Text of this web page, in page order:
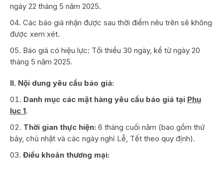
ngày 22 tháng 5 năm 2025.
Các báo giá nhận được sau thời điểm nêu trên sẽ không
được xem xét.
Báo giá có hiệu lực: Tối thiểu 30 ngày, kể từ ngày 20
tháng 5 năm 2025.
II. Nội dung yêu cầu báo giá:
Danh mục các mặt hàng yêu cầu báo giá tại Phụ
lục 1.
Thời gian thực hiện: 6 tháng cuối năm (bao gồm thứ
bảy, chủ nhật và các ngày nghỉ Lễ, Tết theo quy định).
Điều khoản thương mại: